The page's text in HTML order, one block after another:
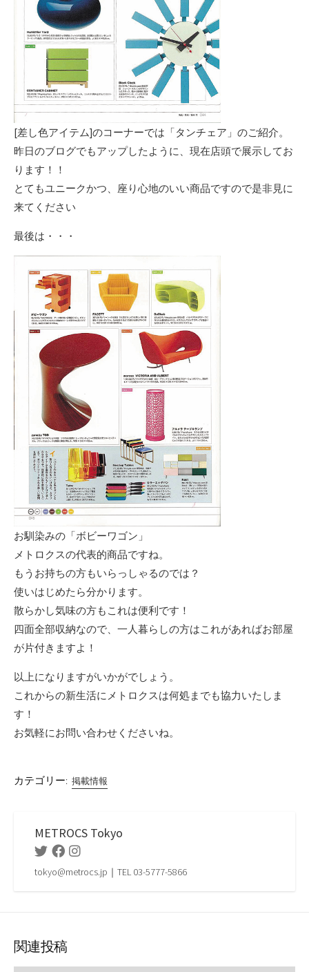
[差し色アイテム]のコーナーでは「タンチェア」のご紹介。
昨日のブログでもアップしたように、現在店頭で展示してお
ります！！
とてもユニークかつ、座り心地のいい商品ですので是非見に
来てください
最後は・・・
お馴染みの「ボビーワゴン」
メトロクスの代表的商品ですね。
もうお持ちの方もいらっしゃるのでは？
使いはじめたら分かります。
散らかし気味の方もこれは便利です！
四面全部収納なので、一人暮らしの方はこれがあればお部屋
が片付きますよ！
以上になりますがいかがでしょう。
これからの新生活にメトロクスは何処までも協力いたしま
す！
お気軽にお問い合わせくださいね。
カテゴリー: 掲載情報
METROCS Tokyo
TwitterFacebookInstagram
tokyo@metrocs.jp｜TEL 03-5777-5866
関連投稿